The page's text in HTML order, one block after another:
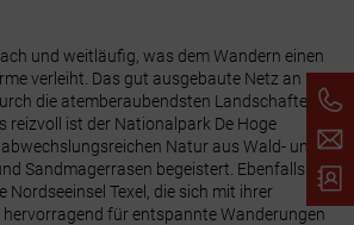
und weitläufig, was dem Wandern einen
verleiht. Das gut ausgebaute Netz an
die atemberaubendsten Landschaften
reizvoll ist der Nationalpark De Hoge
Natur aus Wald- und
Sandmagerrasen begeistert . Ebenfalls
Nordseeinsel Texel, die sich mit ihrer
für entspannte Wanderungen